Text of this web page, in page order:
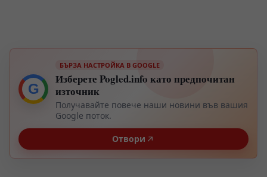
G
БЪРЗА НАСТРОЙКА В GOOGLE
Изберете Pogled.info като предпочитан
източник
Получавайте повече наши новини във вашия
Google поток.
Отвори